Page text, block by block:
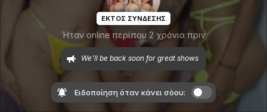
ΕΚΤΟΣ ΣΥΝΔΕΣΗΣ
Ήταν online περίπου 2 χρόνια πριν
We'll be back soon for great shows
Ειδοποίηση όταν κάνει σόου: